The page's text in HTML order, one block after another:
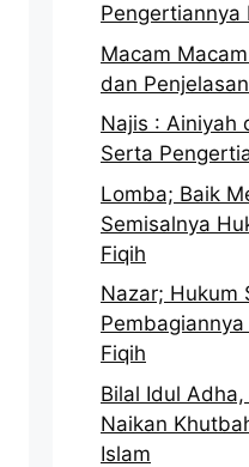
Pengertiannya
Macam
dan
Najis : Ainiyah
Serta
Lomba; Baik
Semisalnya
Fiqih
Nazar; Hukum
Fiqih
Bilal Idul
Naikan
Islam